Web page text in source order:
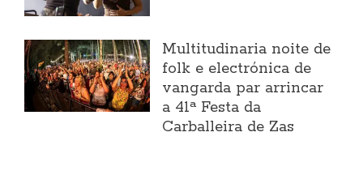
Multitudinaria noite de
folk e electrónica de
vangarda par arrincar
a 41ª Festa da
Carballeira de Zas